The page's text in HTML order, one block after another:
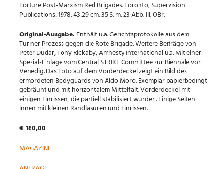
Torture Post-Marxism Red Brigades. Toronto, Supervision
Publications, 1978. 43:29 cm. 35 S. m. 23 Abb. Ill. OBr.
Original-Ausgabe. Enthält u.a. Gerichtsprotokolle aus dem
Turiner Prozess gegen die Rote Brigade. Weitere Beiträge von
Peter Dudar, Tony Rickaby, Amnesty International u.a. Mit einer
Spezial-Einlage vom Central STRIKE Committee zur Biennale von
Venedig. Das Foto auf dem Vorderdeckel zeigt ein Bild des
ermordeten Bodyguards von Aldo Moro. Exemplar papierbedingt
gebräunt und mit horizontalem Mittelfalt. Vorderdeckel mit
einigen Einrissen, die partiell stabilisiert wurden. Einige Seiten
innen mit kleinen Randläsuren und Einrissen.
€ 180,00
MAGAZINE